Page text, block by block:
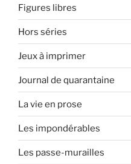
Figures libres
Hors séries
Jeux à imprimer
Journal de quarantaine
La vie en prose
Les impondérables
Les passe-murailles